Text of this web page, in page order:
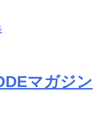
マガジン